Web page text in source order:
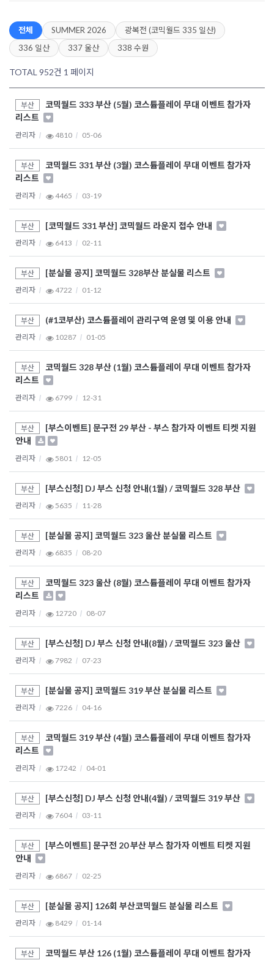
전체 SUMMER 2026
광복전 (코믹월드 335 일산)
336 일산
337 울산 338 수원
TOTAL 952건 1 페이지
부산
코믹월드 333 부산 (5월) 코스튬플레이 무대 이벤트 참가자
리스트
관리자 4810 05-06
부산
코믹월드 331 부산 (3월) 코스튬플레이 무대 이벤트 참가자
리스트
관리자 4465 03-19
부산 [코믹월드 331 부산] 코믹월드 라운지 접수 안내
관리자 6413 02-11
부산 [분실물 공지] 코믹월드 328부산 분실물 리스트
관리자 4722 01-12
부산 (#1코부산) 코스튬플레이 관리구역 운영 및 이용 안내
관리자 10287 01-05
부산
코믹월드 328 부산 (1월) 코스튬플레이 무대 이벤트 참가자
리스트
관리자 6799 12-31
부산
[부스이벤트] 문구전 29 부산 - 부스 참가자 이벤트 티켓 지원
안내
관리자 5801 12-05
부산 [부스신청] DJ 부스 신청 안내(1월) / 코믹월드 328 부산
관리자 5635 11-28
부산 [분실물 공지] 코믹월드 323 울산 분실물 리스트
관리자 6835 08-20
부산
코믹월드 323 울산 (8월) 코스튬플레이 무대 이벤트 참가자
리스트
관리자 12720 08-07
부산 [부스신청] DJ 부스 신청 안내(8월) / 코믹월드 323 울산
관리자 7982 07-23
부산 [분실물 공지] 코믹월드 319 부산 분실물 리스트
관리자 7226 04-16
부산
코믹월드 319 부산 (4월) 코스튬플레이 무대 이벤트 참가자
리스트
관리자 17242 04-01
부산 [부스신청] DJ 부스 신청 안내(4월) / 코믹월드 319 부산
관리자 7604 03-11
부산
[부스이벤트] 문구전 20 부산 부스 참가자 이벤트 티켓 지원
안내
관리자 6867 02-25
부산 [분실물 공지] 126회 부산코믹월드 분실물 리스트
관리자 8429 01-14
부산
코믹월드 부산 126 (1월) 코스튬플레이 무대 이벤트 참가자